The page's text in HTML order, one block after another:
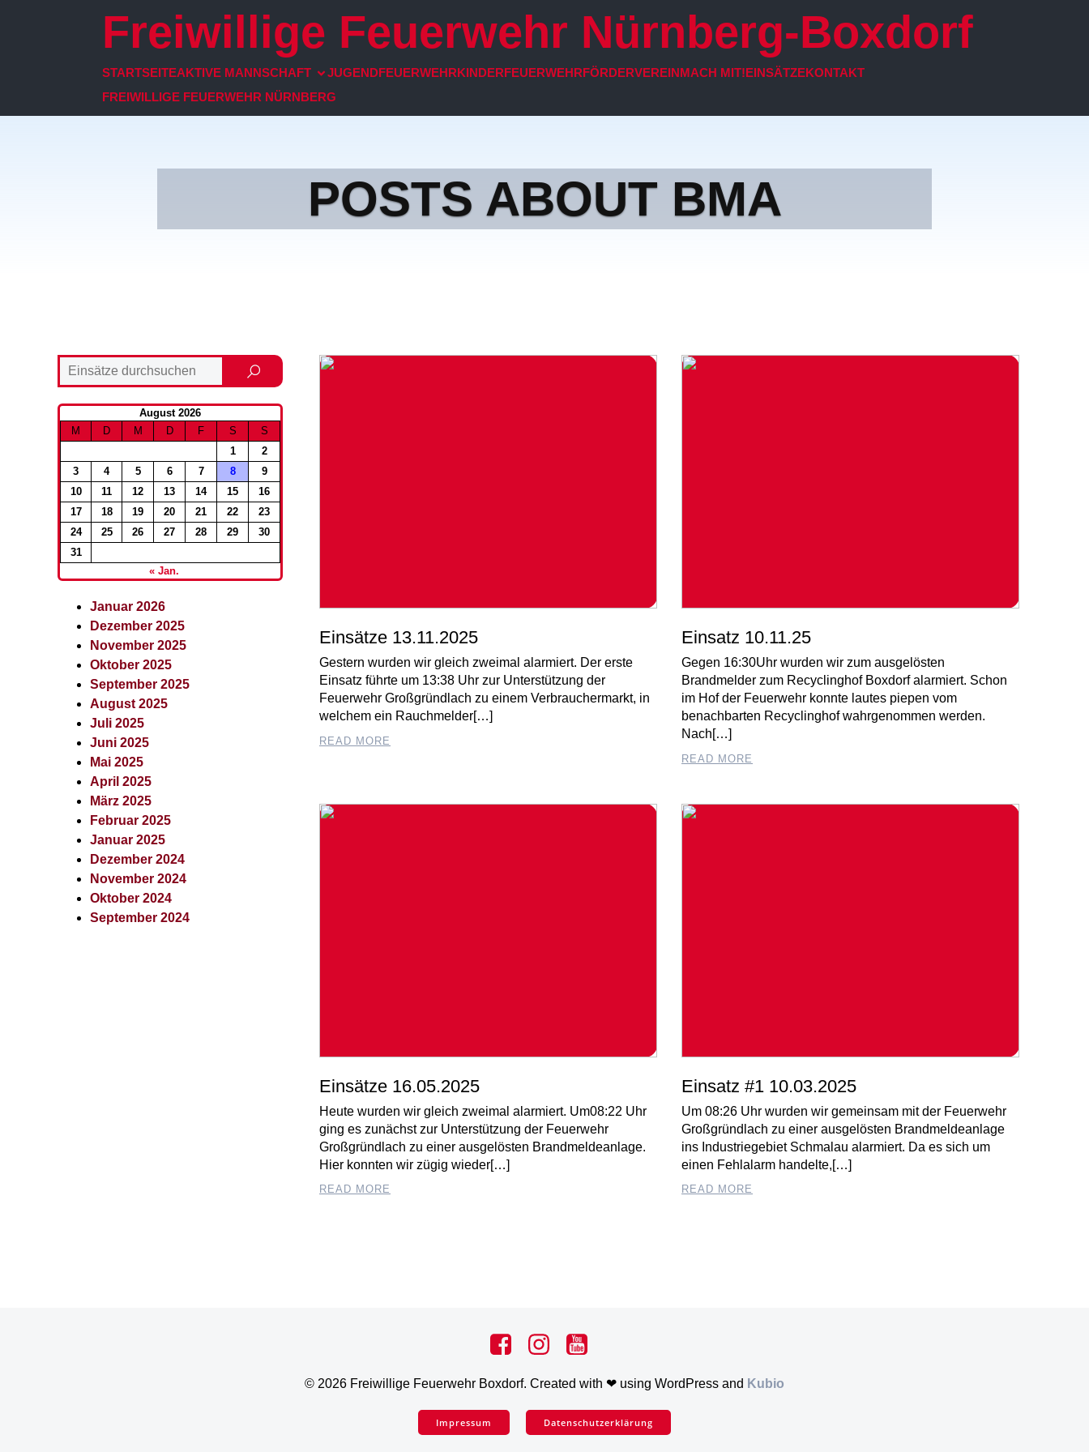
Freiwillige Feuerwehr Nürnberg-Boxdorf
STARTSEITEAKTIVE MANNSCHAFT JUGENDFEUERWEHRKINDERFEUERWEHRFÖRDERVEREINMACH MIT!EINSÄTZEKONTAKT
FREIWILLIGE FEUERWEHR NÜRNBERG
POSTS ABOUT BMA
August 2026
M
D M D F S
S
1
2
3
4 5 6 7 8
9
10
11 12 13 14 15
16
17
18 19 20 21 22
23
24
25 26 27 28 29
30
31
« Jan.
Januar 2026
Dezember 2025
November 2025
Oktober 2025
September 2025
August 2025
Juli 2025
Juni 2025
Mai 2025
April 2025
März 2025
Februar 2025
Januar 2025
Dezember 2024
November 2024
Oktober 2024
September 2024
Einsätze 13.11.2025
Gestern wurden wir gleich zweimal alarmiert. Der erste
Einsatz führte um 13:38 Uhr zur Unterstützung der
Feuerwehr Großgründlach zu einem Verbrauchermarkt, in
welchem ein Rauchmelder[…]
READ MORE
Einsatz 10.11.25
Gegen 16:30Uhr wurden wir zum ausgelösten
Brandmelder zum Recyclinghof Boxdorf alarmiert. Schon
im Hof der Feuerwehr konnte lautes piepen vom
benachbarten Recyclinghof wahrgenommen werden.
Nach[…]
READ MORE
Einsätze 16.05.2025
Heute wurden wir gleich zweimal alarmiert. Um08:22 Uhr
ging es zunächst zur Unterstützung der Feuerwehr
Großgründlach zu einer ausgelösten Brandmeldeanlage.
Hier konnten wir zügig wieder[…]
READ MORE
Einsatz #1 10.03.2025
Um 08:26 Uhr wurden wir gemeinsam mit der Feuerwehr
Großgründlach zu einer ausgelösten Brandmeldeanlage
ins Industriegebiet Schmalau alarmiert. Da es sich um
einen Fehlalarm handelte,[…]
READ MORE
© 2026 Freiwillige Feuerwehr Boxdorf. Created with ❤ using WordPress and Kubio
Impressum Datenschutzerklärung